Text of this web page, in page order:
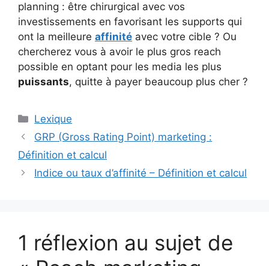
planning : être chirurgical avec vos
investissements en favorisant les supports qui
ont la meilleure affinité avec votre cible ? Ou
chercherez vous à avoir le plus gros reach
possible en optant pour les media les plus
puissants, quitte à payer beaucoup plus cher ?
Catégories
Lexique
GRP (Gross Rating Point) marketing :
Définition et calcul
Indice ou taux d’affinité – Définition et calcul
1 réflexion au sujet de